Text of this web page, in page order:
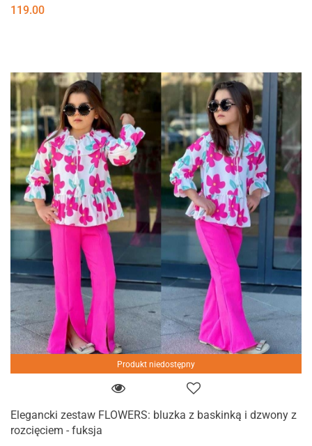
119.00
Produkt niedostępny
Elegancki zestaw FLOWERS: bluzka z baskinką i dzwony z
rozcięciem - fuksja